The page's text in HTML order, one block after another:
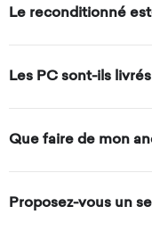
Le reconditionné
Les PC sont-ils
Que faire de mon
Proposez-vous un